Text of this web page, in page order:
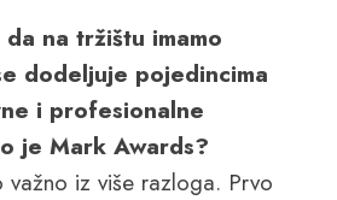
na tržištu imamo
dodeljuje pojedincima
i profesionalne
je Mark Awards?
iz više razloga. Prvo